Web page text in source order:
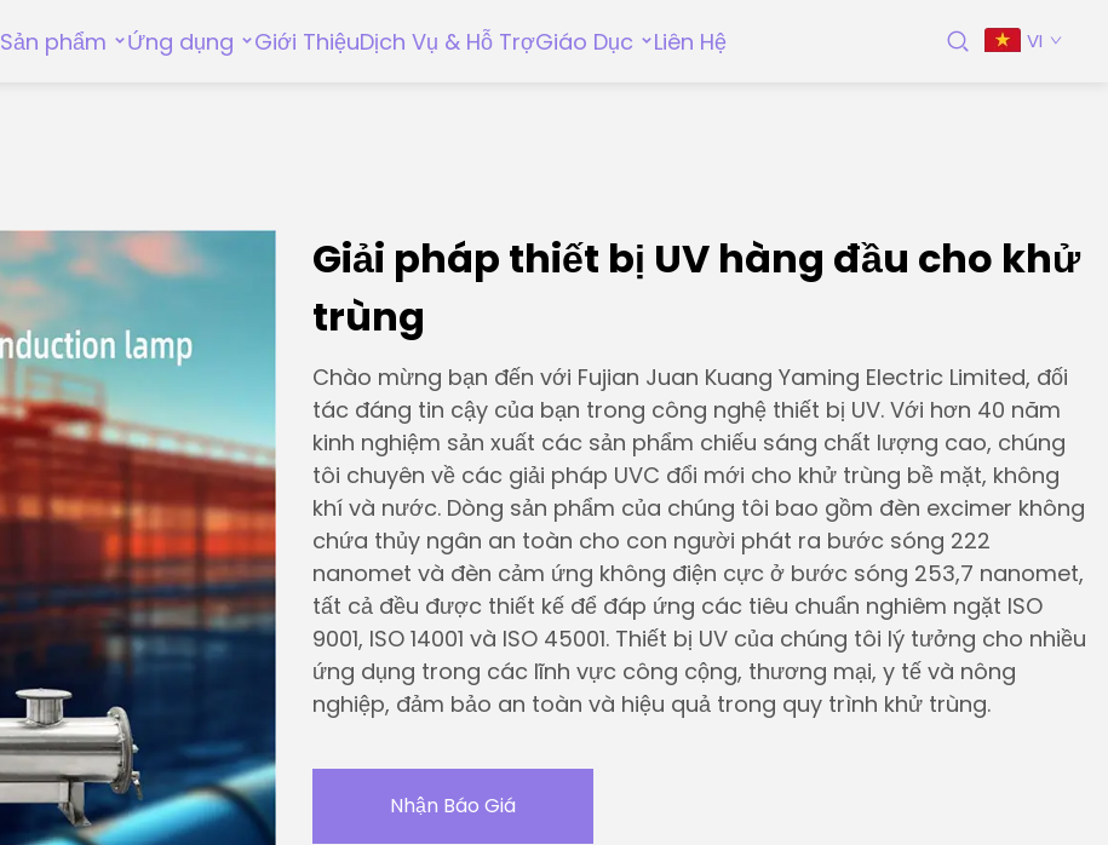
Sản phẩm Ứng dụng Giới ThiệuDịch Vụ & Hỗ TrợGiáo Dục Liên Hệ VI
Giải pháp thiết bị UV hàng đầu cho khử
trùng
Chào mừng bạn đến với Fujian Juan Kuang Yaming Electric Limited, đối
tác đáng tin cậy của bạn trong công nghệ thiết bị UV. Với hơn 40 năm
kinh nghiệm sản xuất các sản phẩm chiếu sáng chất lượng cao, chúng
tôi chuyên về các giải pháp UVC đổi mới cho khử trùng bề mặt, không
khí và nước. Dòng sản phẩm của chúng tôi bao gồm đèn excimer không
chứa thủy ngân an toàn cho con người phát ra bước sóng 222
nanomet và đèn cảm ứng không điện cực ở bước sóng 253,7 nanomet,
tất cả đều được thiết kế để đáp ứng các tiêu chuẩn nghiêm ngặt ISO
9001, ISO 14001 và ISO 45001. Thiết bị UV của chúng tôi lý tưởng cho nhiều
ứng dụng trong các lĩnh vực công cộng, thương mại, y tế và nông
nghiệp, đảm bảo an toàn và hiệu quả trong quy trình khử trùng.
Nhận Báo Giá